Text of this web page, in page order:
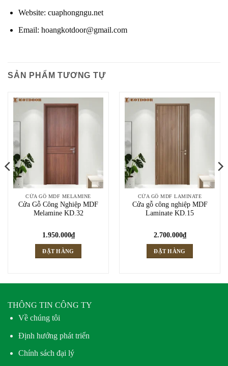
Website: cuaphongngu.net
Email: hoangkotdoor@gmail.com
SẢN PHẨM TƯƠNG TỰ
CỬA GỖ MDF MELAMINE
Cửa Gỗ Công Nghiệp MDF
Melamine KD.32
1.950.000₫
ĐẶT HÀNG
CỬA GỖ MDF LAMINATE
Cửa gỗ công nghiệp MDF
Laminate KD.15
2.700.000₫
ĐẶT HÀNG
THÔNG TIN CÔNG TY
Về chúng tôi
Định hướng phát triển
Chính sách đại lý